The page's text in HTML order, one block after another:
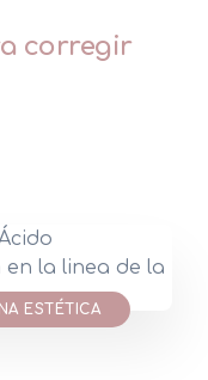
corregir
ESTÉTICA